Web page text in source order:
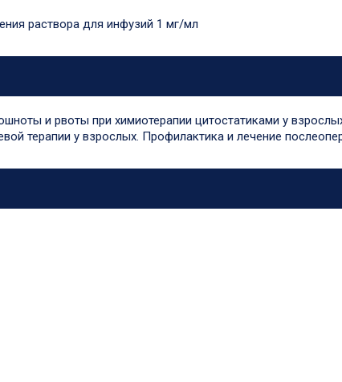
раствора для инфузий 1 мг/мл
и рвоты при химиотерапии цитостатиками у
терапии у взрослых. Профилактика и лечение